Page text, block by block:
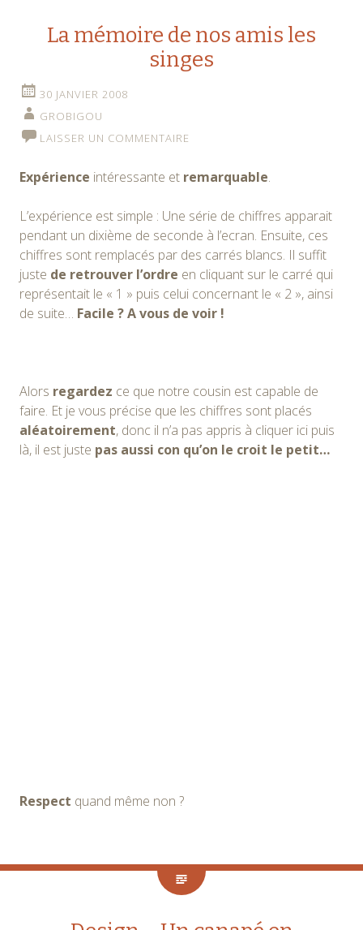
La mémoire de nos amis les
singes
30 JANVIER 2008
GROBIGOU
LAISSER UN COMMENTAIRE
Expérience intéressante et remarquable.
L’expérience est simple : Une série de chiffres apparait
pendant un dixième de seconde à l’ecran. Ensuite, ces
chiffres sont remplacés par des carrés blancs. Il suffit
juste de retrouver l’ordre en cliquant sur le carré qui
représentait le « 1 » puis celui concernant le « 2 », ainsi
de suite… Facile ? A vous de voir !
Alors regardez ce que notre cousin est capable de
faire. Et je vous précise que les chiffres sont placés
aléatoirement, donc il n’a pas appris à cliquer ici puis
là, il est juste pas aussi con qu’on le croit le petit…
Respect quand même non ?